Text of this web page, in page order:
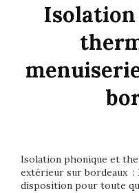
Isolation phonique et
extérieur sur bordeaux :
disposition pour toute